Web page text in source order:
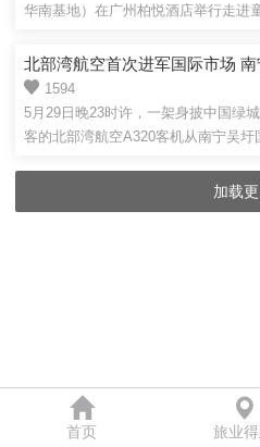
华南基地）在广州柏悦酒店举行走进
北部湾航空首次进军国际市场
1594
5月29日晚23时许，一架身披中国绿
客的北部湾航空A320客机从南宁吴
加载
首页 旅业得